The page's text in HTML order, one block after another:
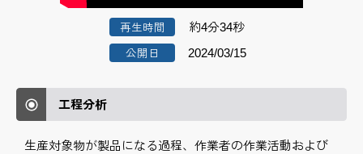
再生時間 約4分34秒
公開日 2024/03/15
工程分析
生産対象物が製品になる過程、作業者の作業活動および